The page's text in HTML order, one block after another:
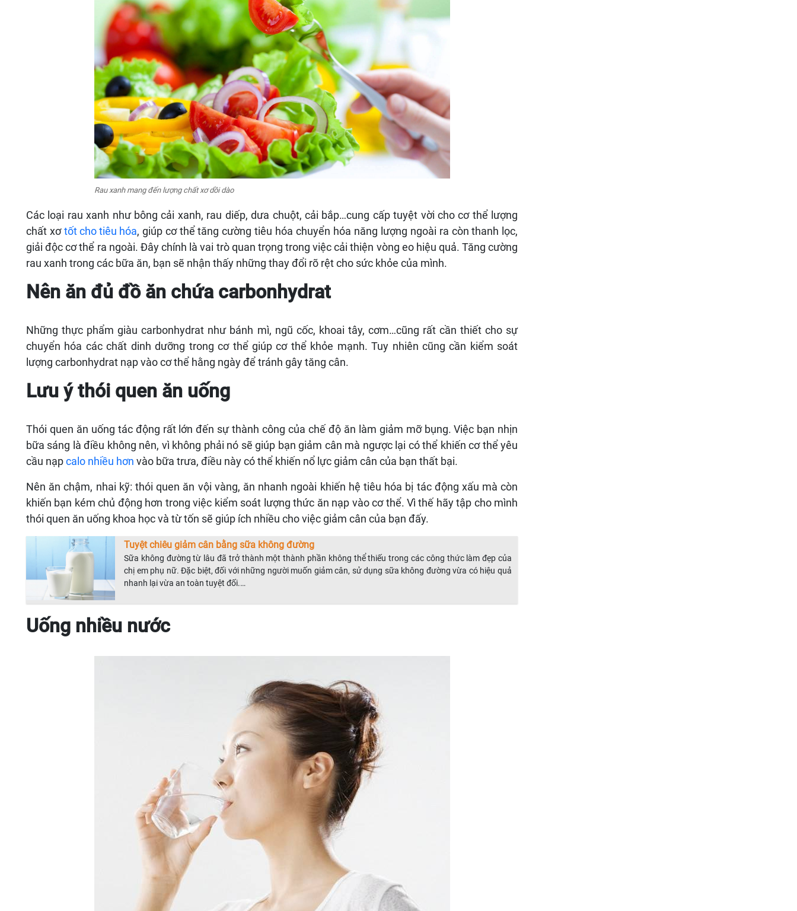
Rau xanh mang đến lượng chất xơ dồi dào
Các loại rau xanh như bông cải xanh, rau diếp, dưa chuột, cải bắp…cung cấp tuyệt vời cho cơ thể lượng
chất xơtốt cho tiêu hóa, giúp cơ thể tăng cường tiêu hóa chuyển hóa năng lượng ngoài ra còn thanh lọc,
giải độc cơ thể ra ngoài. Đây chính là vai trò quan trọng trong việc cải thiện vòng eo hiệu quả. Tăng cường
rau xanh trong các bữa ăn, bạn sẽ nhận thấy những thay đổi rõ rệt cho sức khỏe của mình.
Nên ăn đủ đồ ăn chứa carbonhydrat
Những thực phẩm giàu carbonhydrat như bánh mì, ngũ cốc, khoai tây, cơm…cũng rất cần thiết cho sự
chuyển hóa các chất dinh dưỡng trong cơ thể giúp cơ thể khỏe mạnh. Tuy nhiên cũng cần kiểm soát
lượng carbonhydrat nạp vào cơ thể hằng ngày để tránh gây tăng cân.
Lưu ý thói quen ăn uống
Thói quen ăn uống tác động rất lớn đến sự thành công của chế độ ăn làm giảm mỡ bụng. Việc bạn nhịn
bữa sáng là điều không nên, vì không phải nó sẽ giúp bạn giảm cân mà ngược lại có thể khiến cơ thể yêu
cầu nạpcalo nhiều hơn vào bữa trưa, điều này có thể khiến nổ lực giảm cân của bạn thất bại.
Nên ăn chậm, nhai kỹ: thói quen ăn vội vàng, ăn nhanh ngoài khiến hệ tiêu hóa bị tác động xấu mà còn
khiến bạn kém chủ động hơn trong việc kiểm soát lượng thức ăn nạp vào cơ thể. Vì thế hãy tập cho mình
thói quen ăn uống khoa học và từ tốn sẽ giúp ích nhiều cho việc giảm cân của bạn đấy.
Tuyệt chiêu giảm cân bằng sữa không đường
Sữa không đường từ lâu đã trở thành một thành phần không thể thiếu trong các công thức làm đẹp của
chị em phụ nữ. Đặc biệt, đối với những người muốn giảm cân, sử dụng sữa không đường vừa có hiệu quả
nhanh lại vừa an toàn tuyệt đối.…
Uống nhiều nước